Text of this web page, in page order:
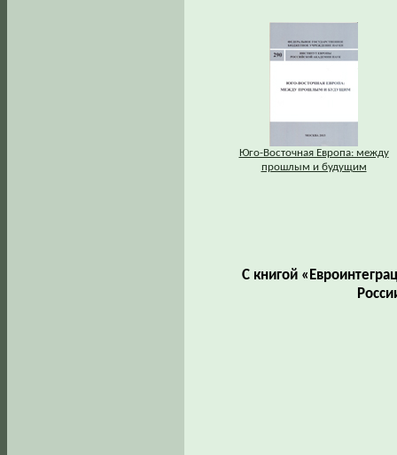
Юго-Восточная Европа: между
прошлым и будущим
С книгой